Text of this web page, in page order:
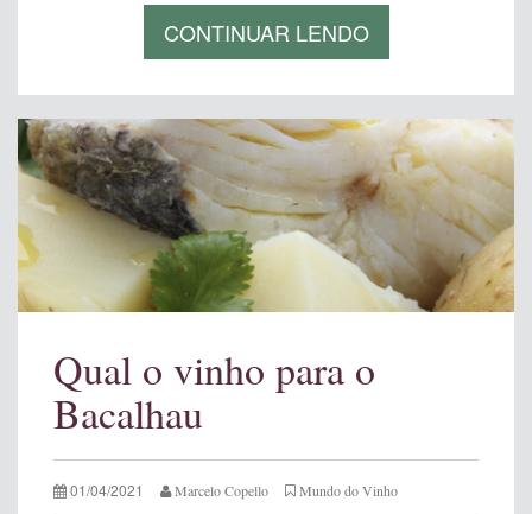
CONTINUAR LENDO
Qual o vinho para o
Bacalhau
01/04/2021 Marcelo Copello Mundo do Vinho